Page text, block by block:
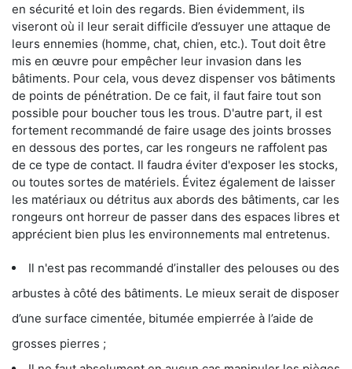
en sécurité et loin des regards. Bien évidemment, ils
viseront où il leur serait difficile d’essuyer une attaque de
leurs ennemies (homme, chat, chien, etc.). Tout doit être
mis en œuvre pour empêcher leur invasion dans les
bâtiments. Pour cela, vous devez dispenser vos bâtiments
de points de pénétration. De ce fait, il faut faire tout son
possible pour boucher tous les trous. D'autre part, il est
fortement recommandé de faire usage des joints brosses
en dessous des portes, car les rongeurs ne raffolent pas
de ce type de contact. Il faudra éviter d'exposer les stocks,
ou toutes sortes de matériels. Évitez également de laisser
les matériaux ou détritus aux abords des bâtiments, car les
rongeurs ont horreur de passer dans des espaces libres et
apprécient bien plus les environnements mal entretenus.
Il n'est pas recommandé d’installer des pelouses ou des
arbustes à côté des bâtiments. Le mieux serait de disposer
d’une surface cimentée, bitumée empierrée à l’aide de
grosses pierres ;